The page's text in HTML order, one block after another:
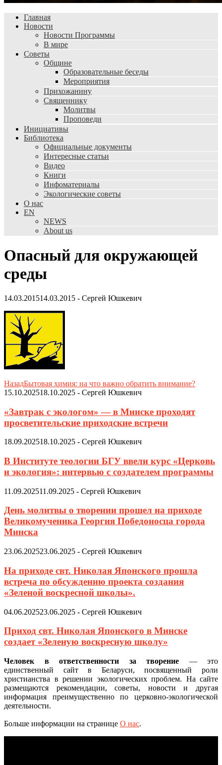
Главная
Новости
Новости Программы
В мире
Советы
Общине
Образовательные беседы
Мероприятия
Прихожанину
Священнику
Молитвы
Проповеди
Инициативы
Библиотека
Официальные документы
Интересные статьи
Видео
Книги
Инфоматериалы
Экологические советы
О нас
EN
NEWS
About us
Опасный для окружающей
среды
14.03.201514.03.2015 - Сергей Юшкевич
НазадБытовая химия: на что важно обратить внимание?
15.10.202518.10.2025 - Сергей Юшкевич
«Завтрак с экологом» — в Минске проходят
просветительские приходские встречи
18.09.202518.10.2025 - Сергей Юшкевич
В Институте теологии БГУ ввели курс «Церковь
и экология»: интервью с создателем программы
11.09.202511.09.2025 - Сергей Юшкевич
День молитвы о творении прошел на приходе
Великомученика Георгия Победоносца города
Минска
23.06.202523.06.2025 - Сергей Юшкевич
На приходе свт. Николая Японского прошла
встреча по обсуждению проекта создания
«Зеленой воскресной школы».
04.06.202523.06.2025 - Сергей Юшкевич
Приход свт. Николая Японского в Минске
создает «Зеленую воскресную школу»
Человек в ответственности за творение — это
единственный сайт в Беларуси, посвященный роли
христианства в решении экологических проблем. На сайте
размещаются рекомендации, советы, новости и другая
информация преимущественно по церковно-экологической
деятельности.
Больше информации на странице О нас.